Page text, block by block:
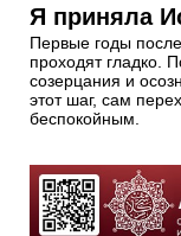
Я приняла
Первые годы
проходят гладко.
созерцания и
этот шаг, сам
беспокойным.